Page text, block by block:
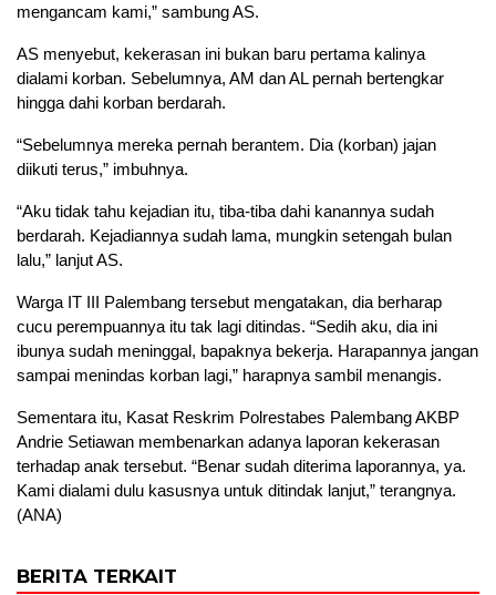
mengancam kami,” sambung AS.
AS menyebut, kekerasan ini bukan baru pertama kalinya
dialami korban. Sebelumnya, AM dan AL pernah bertengkar
hingga dahi korban berdarah.
“Sebelumnya mereka pernah berantem. Dia (korban) jajan
diikuti terus,” imbuhnya.
“Aku tidak tahu kejadian itu, tiba-tiba dahi kanannya sudah
berdarah. Kejadiannya sudah lama, mungkin setengah bulan
lalu,” lanjut AS.
Warga IT III Palembang tersebut mengatakan, dia berharap
cucu perempuannya itu tak lagi ditindas. “Sedih aku, dia ini
ibunya sudah meninggal, bapaknya bekerja. Harapannya jangan
sampai menindas korban lagi,” harapnya sambil menangis.
Sementara itu, Kasat Reskrim Polrestabes Palembang AKBP
Andrie Setiawan membenarkan adanya laporan kekerasan
terhadap anak tersebut. “Benar sudah diterima laporannya, ya.
Kami dialami dulu kasusnya untuk ditindak lanjut,” terangnya.
(ANA)
BERITA TERKAIT